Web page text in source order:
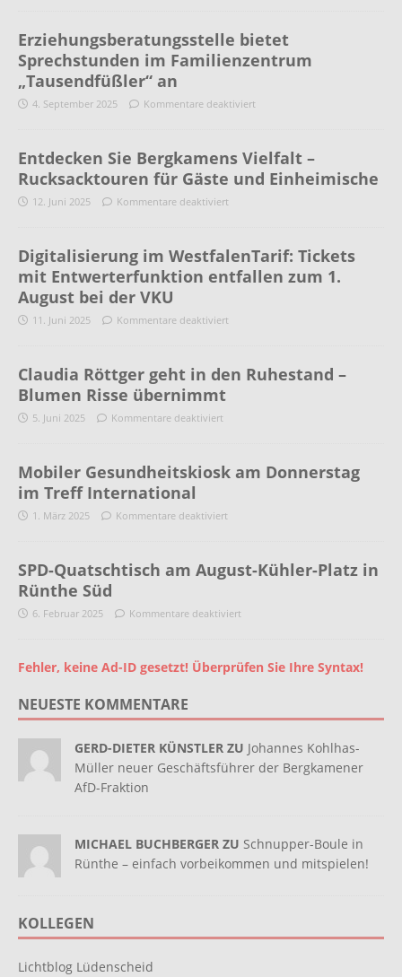
Erziehungsberatungsstelle bietet
Sprechstunden im Familienzentrum
„Tausendfüßler“ an
4. September 2025 Kommentare deaktiviert
Entdecken Sie Bergkamens Vielfalt –
Rucksacktouren für Gäste und Einheimische
12. Juni 2025 Kommentare deaktiviert
Digitalisierung im WestfalenTarif: Tickets
mit Entwerterfunktion entfallen zum 1.
August bei der VKU
11. Juni 2025 Kommentare deaktiviert
Claudia Röttger geht in den Ruhestand –
Blumen Risse übernimmt
5. Juni 2025 Kommentare deaktiviert
Mobiler Gesundheitskiosk am Donnerstag
im Treff International
1. März 2025 Kommentare deaktiviert
SPD-Quatschtisch am August-Kühler-Platz in
Rünthe Süd
6. Februar 2025 Kommentare deaktiviert
Fehler, keine Ad-ID gesetzt! Überprüfen Sie Ihre Syntax!
NEUESTE KOMMENTARE
GERD-DIETER KÜNSTLER ZU Johannes Kohlhas-
Müller neuer Geschäftsführer der Bergkamener
AfD-Fraktion
MICHAEL BUCHBERGER ZU Schnupper-Boule in
Rünthe – einfach vorbeikommen und mitspielen!
KOLLEGEN
Lichtblog Lüdenscheid